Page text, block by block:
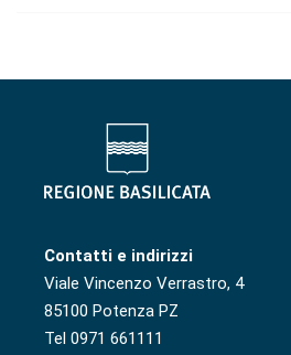
Contatti e indirizzi
Viale Vincenzo Verrastro, 4
85100 Potenza PZ
Tel 0971 661111